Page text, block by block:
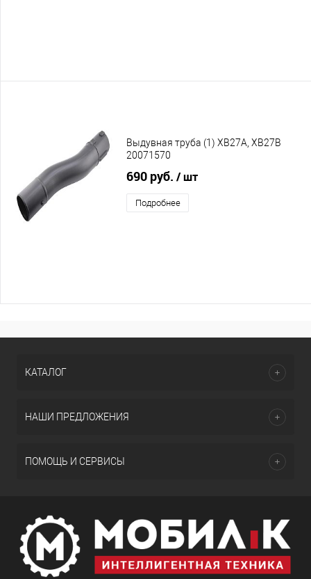
Выдувная труба (1) XB27A, XB27B
20071570
690 руб. / шт
Подробнее
КАТАЛОГ
НАШИ ПРЕДЛОЖЕНИЯ
ПОМОЩЬ И СЕРВИСЫ